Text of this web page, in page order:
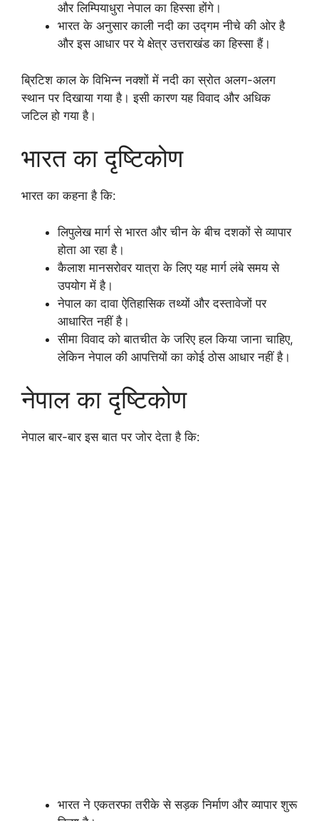
और लिम्पियाधुरा नेपाल का हिस्सा होंगे।
भारत के अनुसार काली नदी का उद्गम नीचे की ओर है
और इस आधार पर ये क्षेत्र उत्तराखंड का हिस्सा हैं।
ब्रिटिश काल के विभिन्न नक्शों में नदी का स्रोत अलग-अलग
स्थान पर दिखाया गया है। इसी कारण यह विवाद और अधिक
जटिल हो गया है।
भारत का दृष्टिकोण
भारत का कहना है कि:
लिपुलेख मार्ग से भारत और चीन के बीच दशकों से व्यापार
होता आ रहा है।
कैलाश मानसरोवर यात्रा के लिए यह मार्ग लंबे समय से
उपयोग में है।
नेपाल का दावा ऐतिहासिक तथ्यों और दस्तावेजों पर
आधारित नहीं है।
सीमा विवाद को बातचीत के जरिए हल किया जाना चाहिए,
लेकिन नेपाल की आपत्तियों का कोई ठोस आधार नहीं है।
नेपाल का दृष्टिकोण
नेपाल बार-बार इस बात पर जोर देता है कि:
भारत ने एकतरफा तरीके से सड़क निर्माण और व्यापार शुरू